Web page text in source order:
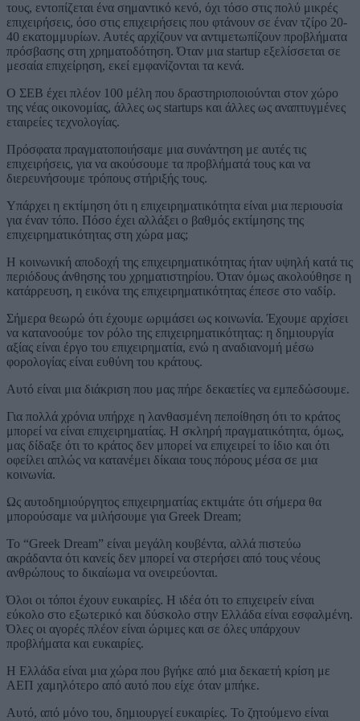
τους, εντοπίζεται ένα σημαντικό κενό, όχι τόσο στις πολύ μικρές
επιχειρήσεις, όσο στις επιχειρήσεις που φτάνουν σε έναν τζίρο 20-
40 εκατομμυρίων. Αυτές αρχίζουν να αντιμετωπίζουν προβλήματα
πρόσβασης στη χρηματοδότηση. Όταν μια startup εξελίσσεται σε
μεσαία επιχείρηση, εκεί εμφανίζονται τα κενά.
Ο ΣΕΒ έχει πλέον 100 μέλη που δραστηριοποιούνται στον χώρο
της νέας οικονομίας, άλλες ως startups και άλλες ως αναπτυγμένες
εταιρείες τεχνολογίας.
Πρόσφατα πραγματοποιήσαμε μια συνάντηση με αυτές τις
επιχειρήσεις, για να ακούσουμε τα προβλήματά τους και να
διερευνήσουμε τρόπους στήριξής τους.
Υπάρχει η εκτίμηση ότι η επιχειρηματικότητα είναι μια περιουσία
για έναν τόπο. Πόσο έχει αλλάξει ο βαθμός εκτίμησης της
επιχειρηματικότητας στη χώρα μας;
Η κοινωνική αποδοχή της επιχειρηματικότητας ήταν υψηλή κατά τις
περιόδους άνθησης του χρηματιστηρίου. Όταν όμως ακολούθησε η
κατάρρευση, η εικόνα της επιχειρηματικότητας έπεσε στο ναδίρ.
Σήμερα θεωρώ ότι έχουμε ωριμάσει ως κοινωνία. Έχουμε αρχίσει
να κατανοούμε τον ρόλο της επιχειρηματικότητας: η δημιουργία
αξίας είναι έργο του επιχειρηματία, ενώ η αναδιανομή μέσω
φορολογίας είναι ευθύνη του κράτους.
Αυτό είναι μια διάκριση που μας πήρε δεκαετίες να εμπεδώσουμε.
Για πολλά χρόνια υπήρχε η λανθασμένη πεποίθηση ότι το κράτος
μπορεί να είναι επιχειρηματίας. Η σκληρή πραγματικότητα, όμως,
μας δίδαξε ότι το κράτος δεν μπορεί να επιχειρεί το ίδιο και ότι
οφείλει απλώς να κατανέμει δίκαια τους πόρους μέσα σε μια
κοινωνία.
Ως αυτοδημιούργητος επιχειρηματίας εκτιμάτε ότι σήμερα θα
μπορούσαμε να μιλήσουμε για Greek Dream;
Το “Greek Dream” είναι μεγάλη κουβέντα, αλλά πιστεύω
ακράδαντα ότι κανείς δεν μπορεί να στερήσει από τους νέους
ανθρώπους το δικαίωμα να ονειρεύονται.
Όλοι οι τόποι έχουν ευκαιρίες. Η ιδέα ότι το επιχειρείν είναι
εύκολο στο εξωτερικό και δύσκολο στην Ελλάδα είναι εσφαλμένη.
Όλες οι αγορές πλέον είναι ώριμες και σε όλες υπάρχουν
προβλήματα και ευκαιρίες.
Η Ελλάδα είναι μια χώρα που βγήκε από μια δεκαετή κρίση με
ΑΕΠ χαμηλότερο από αυτό που είχε όταν μπήκε.
Αυτό, από μόνο του, δημιουργεί ευκαιρίες. Το ζητούμενο είναι